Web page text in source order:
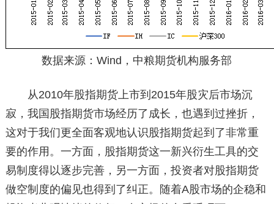
数据来源：Wind，中粮期货机构服务部
从2010年股指期货上市到2015年股灾后市场沉
寂，我国股指期货市场经历了成长，也遇到过挫折，
这对于我们更全面客观地认识股指期货起到了非常重
要的作用。一方面，股指期货这一新兴衍生工具的交
易制度得以逐步完善，另一方面，投资者对股指期货
做空制度的偏见也得到了纠正。随着A股市场的企稳和